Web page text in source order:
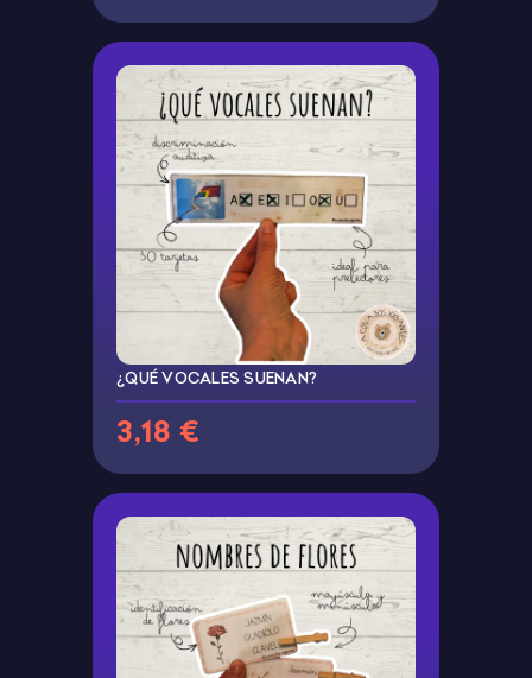
¿QUÉ VOCALES SUENAN?
3,18 €